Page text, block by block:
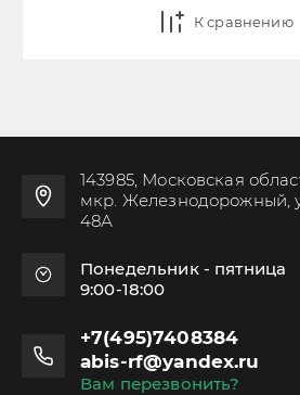
К сравнению
143985, Московская
мкр. Железнодорожный,
48А
Понедельник - пятница
9:00-18:00
+7(495)7408384
abis-rf@yandex.ru
Вам перезвонить?